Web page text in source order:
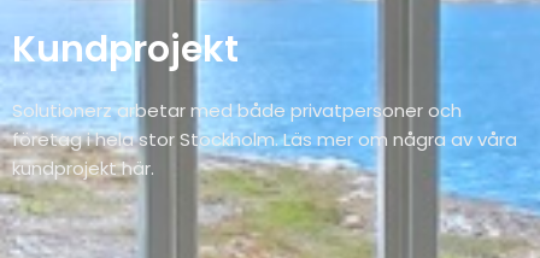
Kundprojekt
Solutionerz arbetar med både privatpersoner och
företag i hela stor Stockholm. Läs mer om några av våra
kundprojekt här.